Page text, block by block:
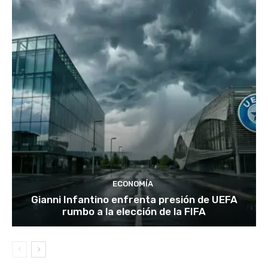
ECONOMÍA
Gianni Infantino enfrenta presión de UEFA
rumbo a la elección de la FIFA